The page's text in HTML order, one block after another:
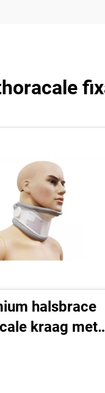
halsbrace
kraag met